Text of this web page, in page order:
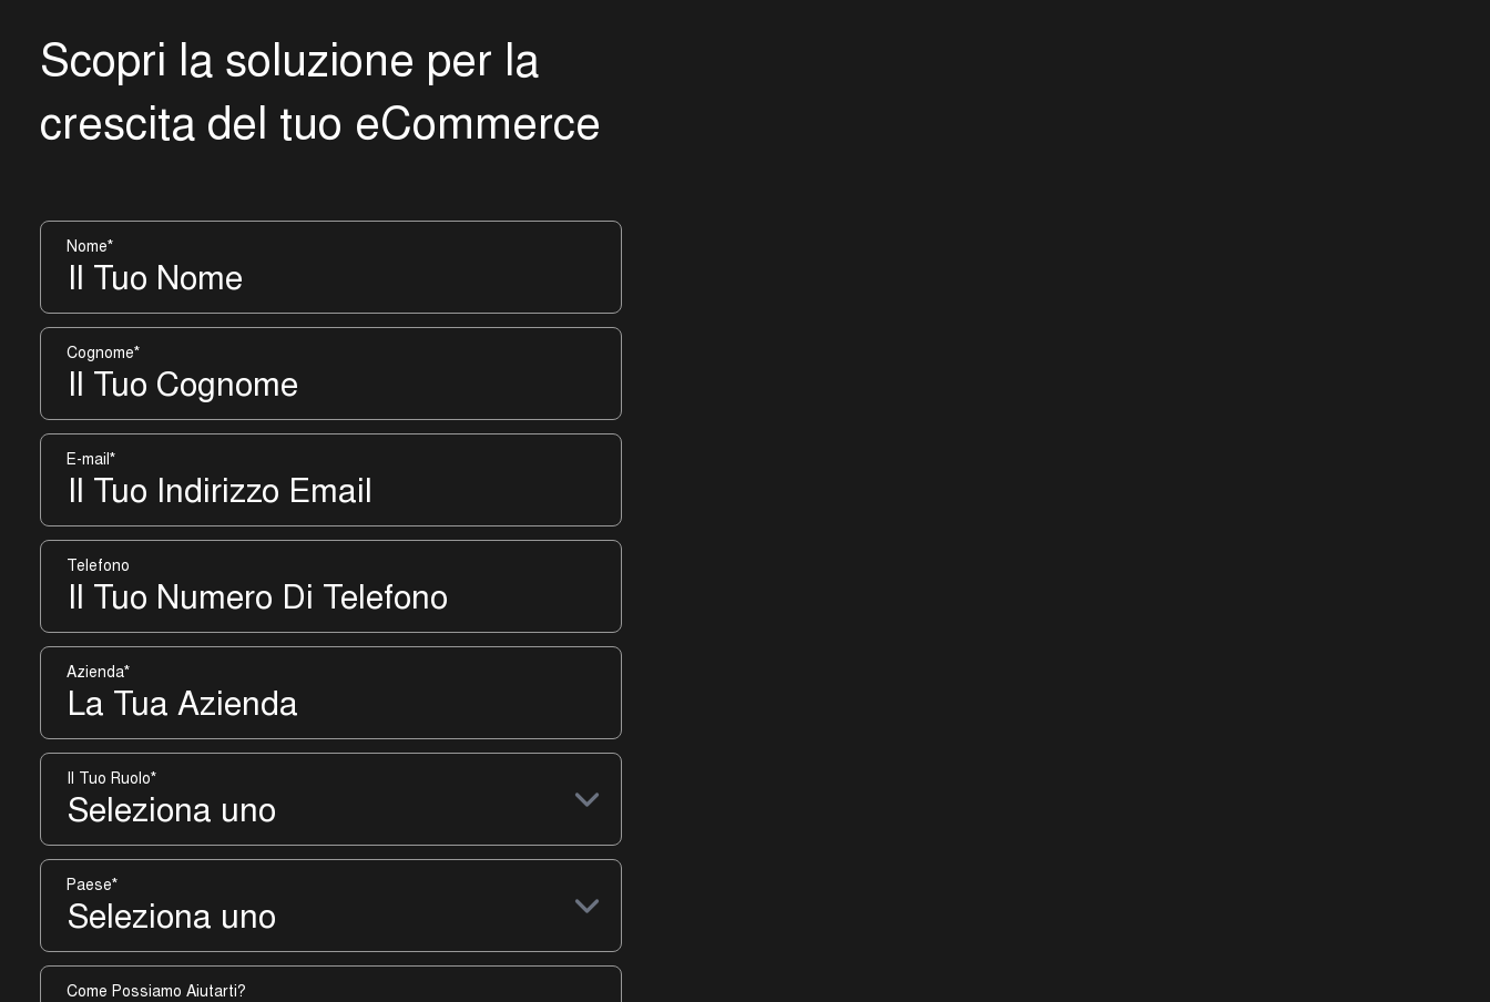
Scopri la soluzione per la
crescita del tuo eCommerce
Nome*
Cognome*
E-mail*
Telefono
Azienda*
Il Tuo Ruolo*
Paese*
Come Possiamo Aiutarti?